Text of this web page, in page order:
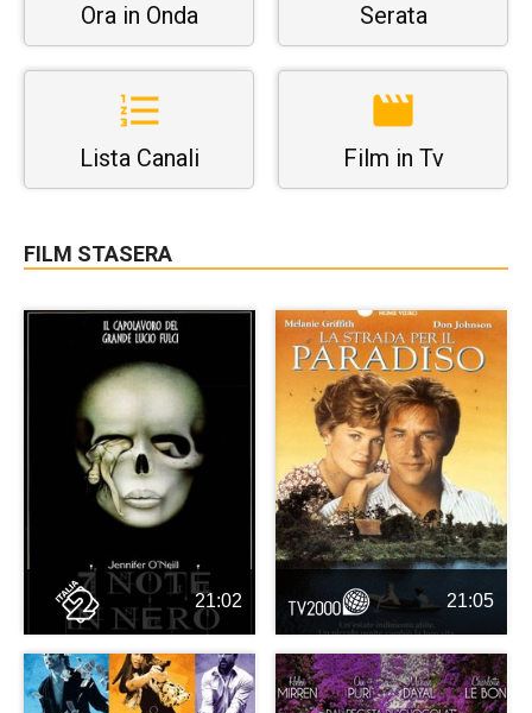
Ora in Onda Serata
Lista Canali Film in Tv
FILM STASERA
21:02 21:05